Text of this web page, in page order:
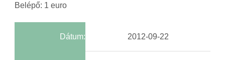
Belépő: 1 euro
Dátum: 2012-09-22